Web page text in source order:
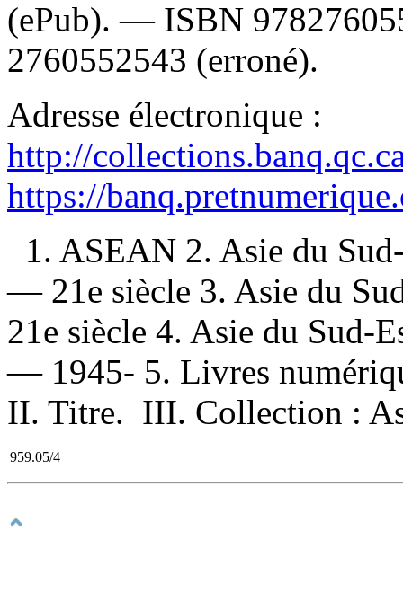
(ePub). — ISBN
2760552543 (erroné).
Adresse électronique :
http://
https://
1. ASEAN 2. Asie du
— 21e siècle 3. Asie du
21e siècle 4. Asie du Sud-
— 1945- 5. Livres
II. Titre. III. Collection :
959.05/4